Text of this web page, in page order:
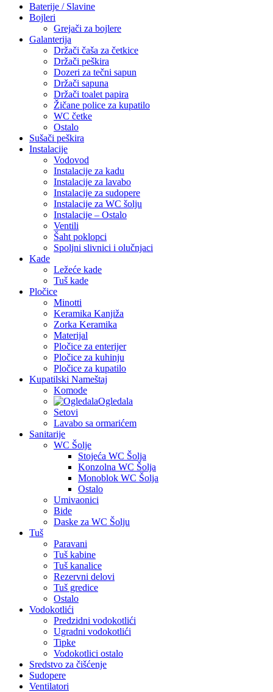
Baterije / Slavine
Bojleri
Grejači za bojlere
Galanterija
Držači čaša za četkice
Držači peškira
Dozeri za tečni sapun
Držači sapuna
Držači toalet papira
Žičane police za kupatilo
WC četke
Ostalo
Sušači peškira
Instalacije
Vodovod
Instalacije za kadu
Instalacije za lavabo
Instalacije za sudopere
Instalacije za WC šolju
Instalacije – Ostalo
Ventili
Šaht poklopci
Spoljni slivnici i olučnjaci
Kade
Ležeće kade
Tuš kade
Pločice
Minotti
Keramika Kanjiža
Zorka Keramika
Materijal
Pločice za enterijer
Pločice za kuhinju
Pločice za kupatilo
Kupatilski Nameštaj
Komode
Ogledala
Setovi
Lavabo sa ormarićem
Sanitarije
WC Šolje
Stojeća WC Šolja
Konzolna WC Šolja
Monoblok WC Šolja
Ostalo
Umivaonici
Bide
Daske za WC Šolju
Tuš
Paravani
Tuš kabine
Tuš kanalice
Rezervni delovi
Tuš gredice
Ostalo
Vodokotlići
Predzidni vodokotlići
Ugradni vodokotlići
Tipke
Vodokotlici ostalo
Sredstvo za čišćenje
Sudopere
Ventilatori